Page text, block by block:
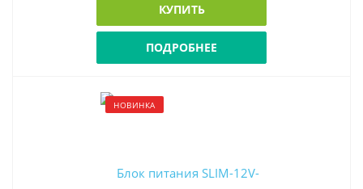
КУПИТЬ
ПОДРОБНЕЕ
НОВИНКА